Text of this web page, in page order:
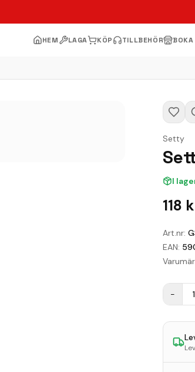
HEM LAGA KÖP TILLBEHÖR
Setty
I
118
Art.nr:
EAN:
− 1